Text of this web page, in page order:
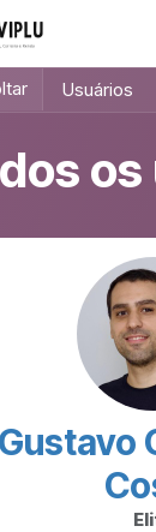
Usuários
Gustavo